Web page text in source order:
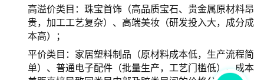
高溢价类目：珠宝首饰（高品质宝石、贵金属原材料昂
贵，加工工艺复杂）、高端美妆（研发投入大，成分成
本高）；
平价类目：家居塑料制品（原材料成本低，生产流程简
单）、普通电子配件（批量生产，工艺门槛低）。成本